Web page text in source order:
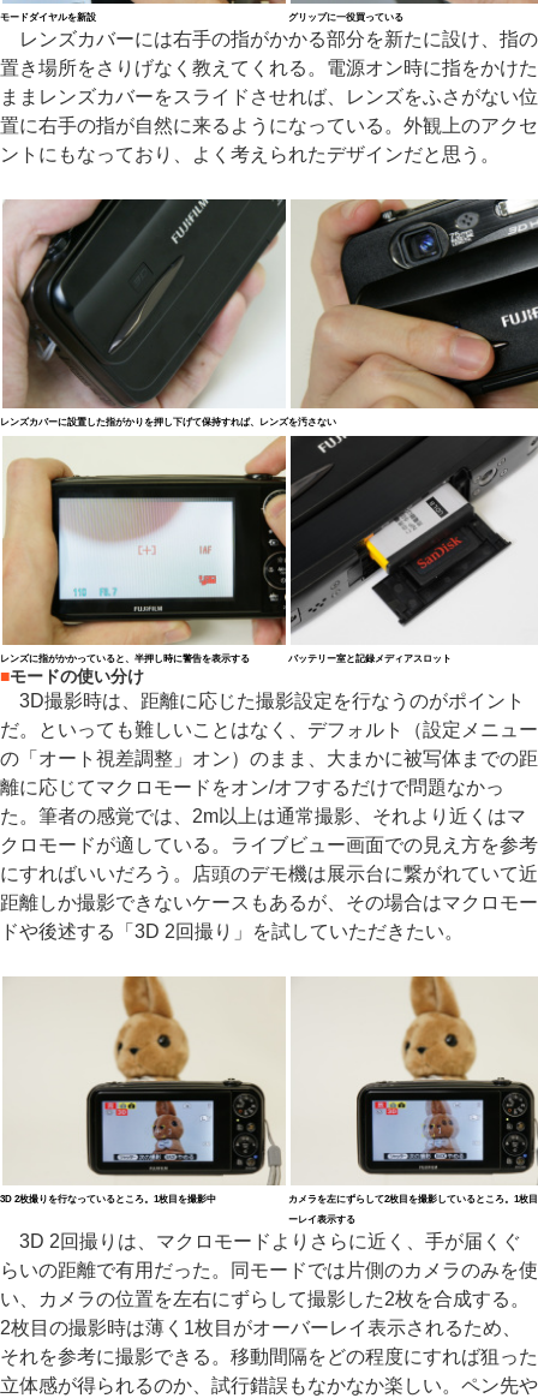
モードダイヤルを新設 グリップに一役買っている
レンズカバーには右手の指がかかる部分を新たに設け、指の
置き場所をさりげなく教えてくれる。電源オン時に指をかけた
ままレンズカバーをスライドさせれば、レンズをふさがない位
置に右手の指が自然に来るようになっている。外観上のアクセ
ントにもなっており、よく考えられたデザインだと思う。
レンズカバーに設置した指がかりを押し下げて保持すれば、レンズを汚さない
レンズに指がかかっていると、半押し時に警告を表示する バッテリー室と記録メディアスロット
■モードの使い分け
3D撮影時は、距離に応じた撮影設定を行なうのがポイント
だ。といっても難しいことはなく、デフォルト（設定メニュー
の「オート視差調整」オン）のまま、大まかに被写体までの距
離に応じてマクロモードをオン/オフするだけで問題なかっ
た。筆者の感覚では、2m以上は通常撮影、それより近くはマ
クロモードが適している。ライブビュー画面での見え方を参考
にすればいいだろう。店頭のデモ機は展示台に繋がれていて近
距離しか撮影できないケースもあるが、その場合はマクロモー
ドや後述する「3D 2回撮り」を試していただきたい。
3D 2枚撮りを行なっているところ。1枚目を撮影中
カメラを左にずらして2枚目を撮影しているところ。1枚
ーレイ表示する
3D 2回撮りは、マクロモードよりさらに近く、手が届くぐ
らいの距離で有用だった。同モードでは片側のカメラのみを使
い、カメラの位置を左右にずらして撮影した2枚を合成する。
2枚目の撮影時は薄く1枚目がオーバーレイ表示されるため、
それを参考に撮影できる。移動間隔をどの程度にすれば狙った
立体感が得られるのか、試行錯誤もなかなか楽しい。ペン先や